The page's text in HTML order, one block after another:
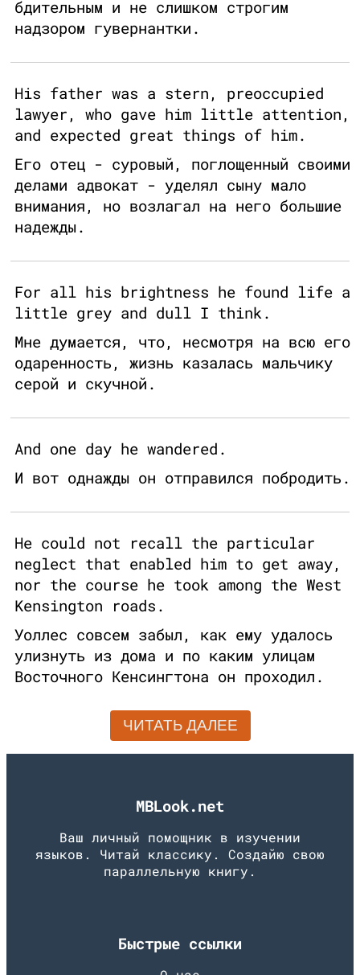
бдительным и не слишком строгим
надзором гувернантки.
His father was a stern, preoccupied
lawyer, who gave him little attention,
and expected great things of him.
Его отец - суровый, поглощенный своими
делами адвокат - уделял сыну мало
внимания, но возлагал на него большие
надежды.
For all his brightness he found life a
little grey and dull I think.
Мне думается, что, несмотря на всю его
одаренность, жизнь казалась мальчику
серой и скучной.
And one day he wandered.
И вот однажды он отправился побродить.
He could not recall the particular
neglect that enabled him to get away,
nor the course he took among the West
Kensington roads.
Уоллес совсем забыл, как ему удалось
улизнуть из дома и по каким улицам
Восточного Кенсингтона он проходил.
ЧИТАТЬ ДАЛЕЕ
MBLook.net
Ваш личный помощник в изучении
языков. Читай классику. Создайю свою
параллельную книгу.
Быстрые ссылки